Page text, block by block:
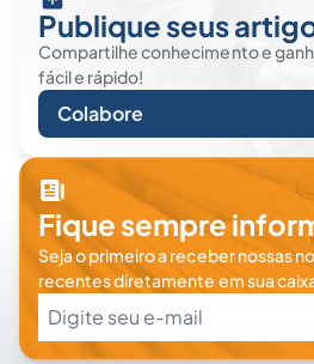
Publique seus
Compartilhe conhecimento e
fácil e rápido!
Colabore
Fique sempre
Seja o primeiro a receber nossas
recentes diretamente em sua